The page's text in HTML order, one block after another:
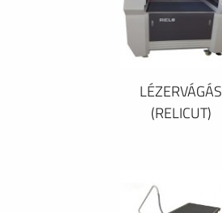
LÉZERVÁGÁS
(RELICUT)